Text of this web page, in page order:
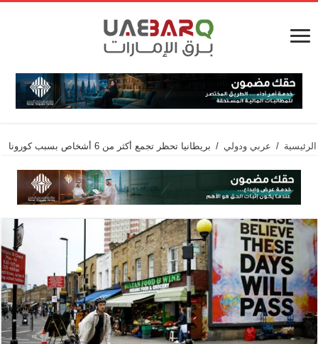
الرئيسية / عربي ودولي / بريطانيا تحظر تجمع أكثر من 6 أشخاص بسبب كورونا